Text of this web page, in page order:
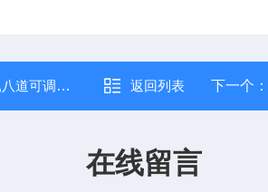
液器,2-20ul 返回列表 下一个：
在线留言